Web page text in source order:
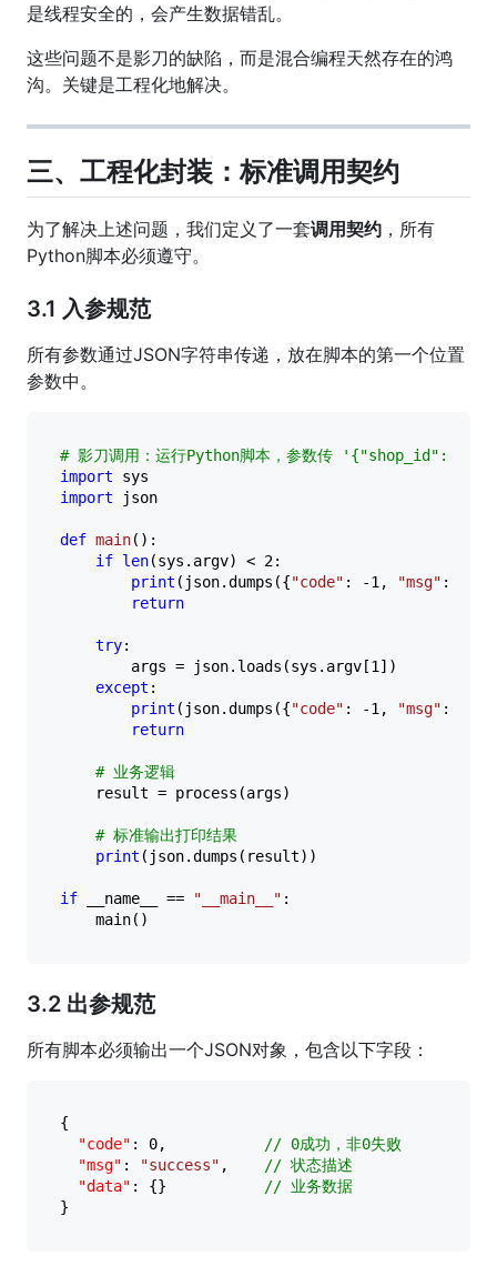
是线程安全的，会产生数据错乱。
这些问题不是影刀的缺陷，而是混合编程天然存在的鸿
沟。关键是工程化地解决。
三、工程化封装：标准调用契约
为了解决上述问题，我们定义了一套调用契约 ，所有
Python脚本必须遵守。
3.1 入参规范
所有参数通过JSON字符串传递，放在脚本的第一个位置
参数中。
# 影刀调用：运行Python脚本，参数传 '{"shop_id":
import
import json
def main():
if len(sys.argv) < 2:
print (json.dumps({"code" : -1 , "msg" :
return
try:
        args = json.loads(sys.argv[
1 ])
except :
print (json.dumps({"code" : -1 , "msg" :
return
# 业务逻辑
    result = process(args)
# 标准输出打印结果
print (json.dumps(result))
if __name__ == "__main__" :
3.2 出参规范
所有脚本必须输出一个JSON对象，包含以下字段：
{
"code" : 0,
// 0成功，非0失败
"msg" : "success" ,
// 状态描述
"data" : {}
// 业务数据
}